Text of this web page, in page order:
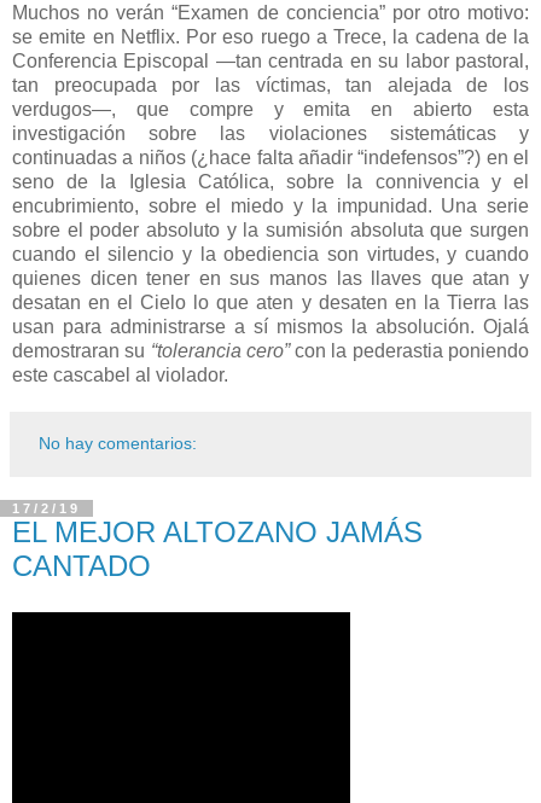
Muchos no verán “Examen de conciencia” por otro motivo:
se emite en Netflix. Por eso ruego a Trece, la cadena de la
Conferencia Episcopal —tan centrada en su labor pastoral,
tan preocupada por las víctimas, tan alejada de los
verdugos—, que compre y emita en abierto esta
investigación sobre las violaciones sistemáticas y
continuadas a niños (¿hace falta añadir “indefensos”?) en el
seno de la Iglesia Católica, sobre la connivencia y el
encubrimiento, sobre el miedo y la impunidad. Una serie
sobre el poder absoluto y la sumisión absoluta que surgen
cuando el silencio y la obediencia son virtudes, y cuando
quienes dicen tener en sus manos las llaves que atan y
desatan en el Cielo lo que aten y desaten en la Tierra las
usan para administrarse a sí mismos la absolución. Ojalá
demostraran su “tolerancia cero”con la pederastia poniendo
este cascabel al violador.
No hay comentarios:
17/2/19
EL MEJOR ALTOZANO JAMÁS
CANTADO